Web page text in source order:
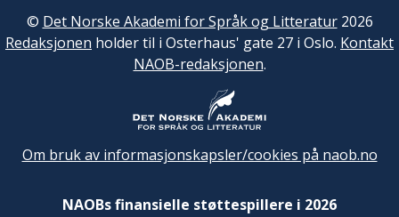
© Det Norske Akademi for Språk og Litteratur2026
Redaksjonen holder til i Osterhaus' gate 27 i Oslo. Kontakt
NAOB-redaksjonen.
Om bruk av informasjonskapsler/cookies på naob.no
NAOBs finansielle støttespillere i 2026